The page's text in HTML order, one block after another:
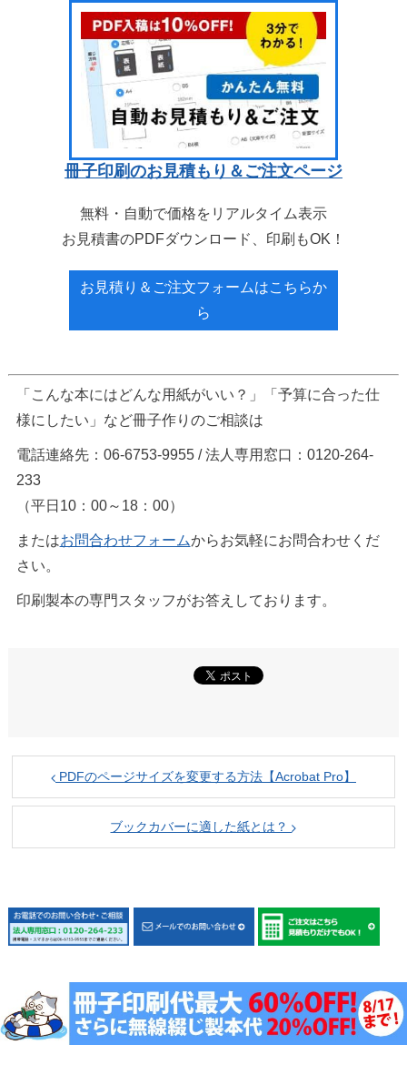
冊子印刷のお見積もり＆ご注文ページ
無料・自動で価格をリアルタイム表示
お見積書のPDFダウンロード、印刷もOK！
お見積り＆ご注文フォームはこちらか
ら
「こんな本にはどんな用紙がいい？」「予算に合った仕
様にしたい」など冊子作りのご相談は
電話連絡先：06-6753-9955 / 法人専用窓口：0120-264-
233
（平日10：00～18：00）
またはお問合わせフォームからお気軽にお問合わせくだ
さい。
印刷製本の専門スタッフがお答えしております。
PDFのページサイズを変更する方法【Acrobat Pro】
ブックカバーに適した紙とは？